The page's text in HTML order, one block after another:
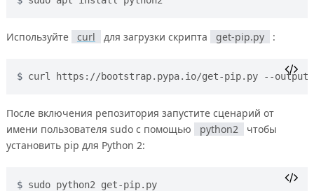
Используйте curl для загрузки скрипта get-pip.py :
curl https://bootstrap.pypa.io/get-pip.py --output
После включения репозитория запустите сценарий от
имени пользователя sudo с помощью
python2
чтобы
установить pip для Python 2:
sudo python2 get-pip.py